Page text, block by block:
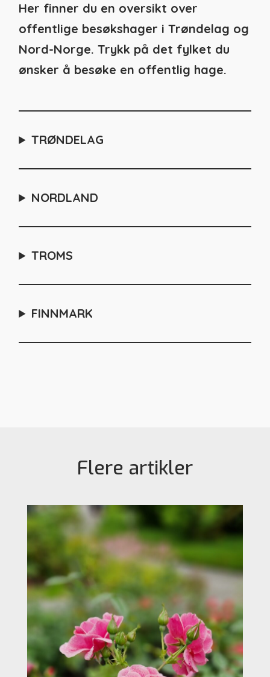
Her finner du en oversikt over
offentlige besøkshager i Trøndelag og
Nord-Norge. Trykk på det fylket du
ønsker å besøke en offentlig hage.
TRØNDELAG
NORDLAND
TROMS
FINNMARK
Flere artikler